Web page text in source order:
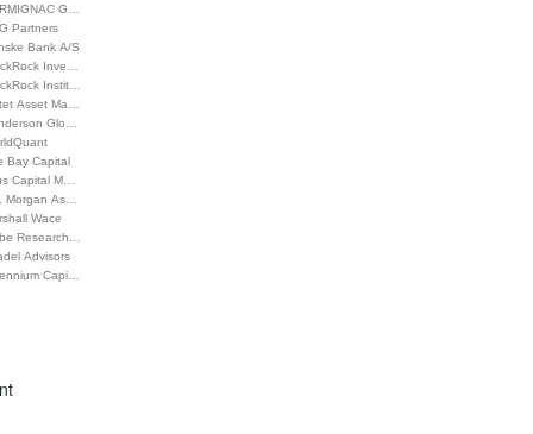
G…
Partners
Bank A/S
Inve…
Instit…
Asset Ma…
Glo…
Bay Capital
Capital M…
Morgan As…
Wace
Research…
Advisors
Capi…